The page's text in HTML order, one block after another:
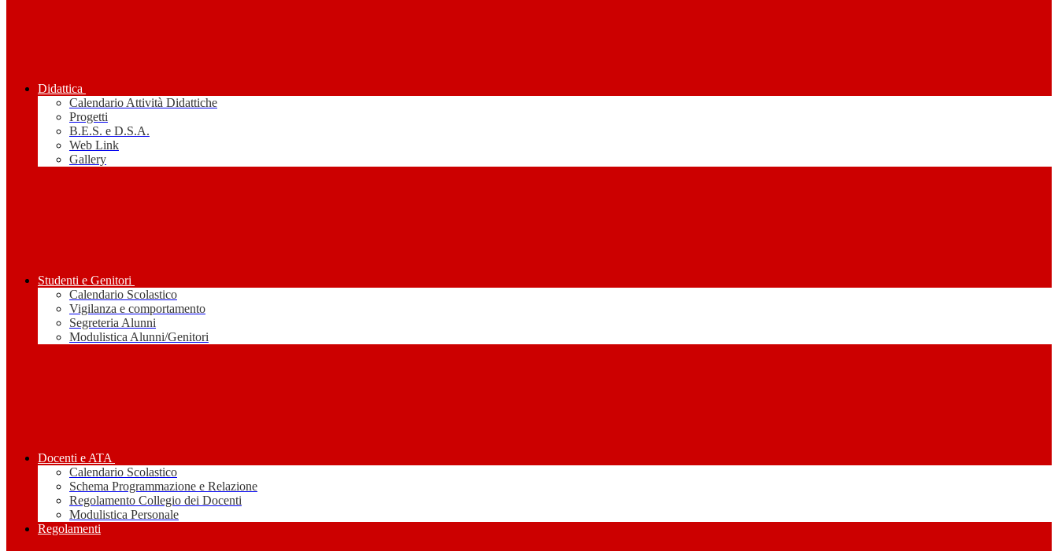
Didattica
Calendario Attività Didattiche
Progetti
B.E.S. e D.S.A.
Web Link
Gallery
Studenti e Genitori
Calendario Scolastico
Vigilanza e comportamento
Segreteria Alunni
Modulistica Alunni/Genitori
Docenti e ATA
Calendario Scolastico
Schema Programmazione e Relazione
Regolamento Collegio dei Docenti
Modulistica Personale
Regolamenti